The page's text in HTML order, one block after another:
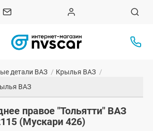
детали ВАЗ / Крылья ВАЗ /
ВАЗ
правое "Тольятти" ВАЗ
(Мускари 426)